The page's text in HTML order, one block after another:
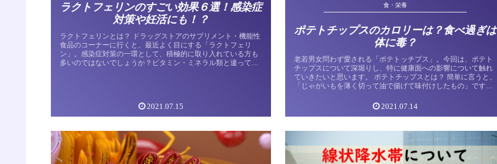
ラクトフェリンのすごい効果６選！感染症
対策や妊活にも！？
ラクトフェリンとは？ ドラッグストアのサプリメント・機能性
食品のコーナーに行くと、最近よく目にする「ラクトフェリ
ン」。感染症対策の一環として、積極的に取り入れている方も
多いのではないでしょうか？ビタミン・ミネラル類と違ってあ
2021.07.15
食・栄養
ポテトチップスのカロリーは？食べ過ぎは
体に毒？
老若男女問わず愛される「ポテトッチプス」。今回は、ポテト
チップスについて深堀りし、特に健康面への影響について触れ
ていきたいと思います。 ポテトチップスとは？ 簡単に言うと、
「じゃがいもを薄く切って油で揚げて味付けしたもの」です。
2021.07.14